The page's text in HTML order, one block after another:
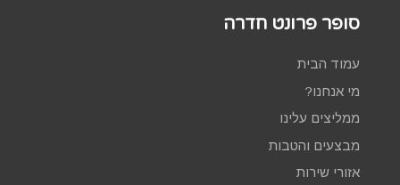
סופר פרונט חדרה
עמוד הבית
מי אנחנו?
ממליצים עלינו
מבצעים והטבות
אזורי שירות